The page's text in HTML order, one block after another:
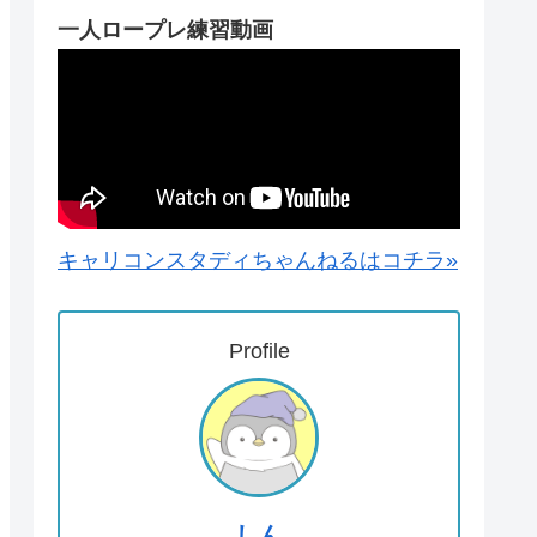
一人ロープレ練習動画
キャリコンスタディちゃんねるはコチラ»
Profile